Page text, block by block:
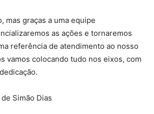
mas graças a uma equipe
as ações e tornaremos
referência de atendimento ao nosso
vamos colocando tudo nos eixos, com
Simão Dias